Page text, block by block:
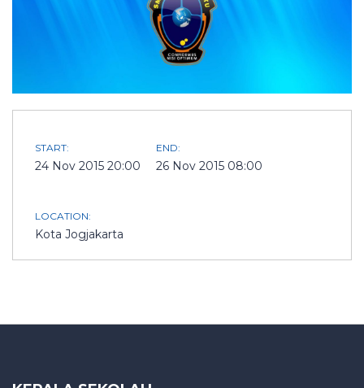
START:
24 Nov 2015 20:00
END:
26 Nov 2015 08:00
LOCATION:
Kota Jogjakarta